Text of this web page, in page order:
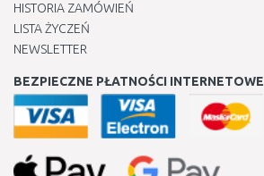
HISTORIA ZAMÓWIEŃ
LISTA ŻYCZEŃ
NEWSLETTER
BEZPIECZNE PŁATNOŚCI INTERNETOWE